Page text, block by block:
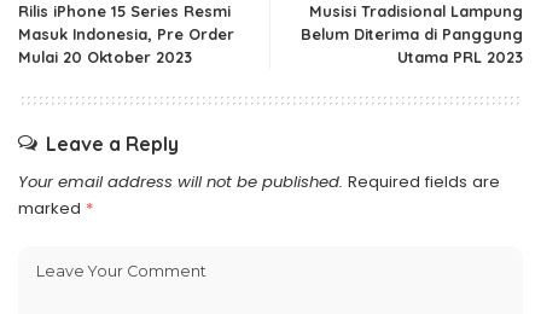
Rilis iPhone 15 Series Resmi
Masuk Indonesia, Pre Order
Mulai 20 Oktober 2023
Musisi Tradisional Lampung
Belum Diterima di Panggung
Utama PRL 2023
Leave a Reply
Your email address will not be published. Required fields are
marked *